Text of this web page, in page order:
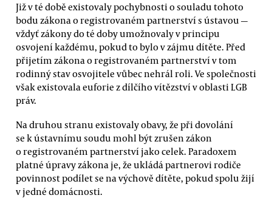
Již v té době existovaly pochybnosti o souladu tohoto
bodu zákona o registrovaném partnerství s ústavou —
vždyť zákony do té doby umožnovaly v principu
osvojení každému, pokud to bylo v zájmu dítěte. Před
přijetím zákona o registrovaném partnerství v tom
rodinný stav osvojitele vůbec nehrál roli. Ve společnosti
však existovala euforie z dílčího vítězství v oblasti LGB
práv.
Na druhou stranu existovaly obavy, že při dovolání
se k ústavnímu soudu mohl být zrušen zákon
o registrovaném partnerství jako celek. Paradoxem
platné úpravy zákona je, že ukládá partnerovi rodiče
povinnost podílet se na výchově dítěte, pokud spolu žijí
v jedné domácnosti.